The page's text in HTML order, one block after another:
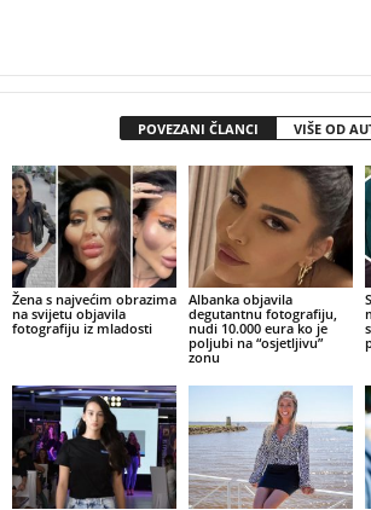
POVEZANI ČLANCI VIŠE OD
Žena s najvećim obrazima
na svijetu objavila
fotografiju iz mladosti
Albanka objavila
degutantnu fotografiju,
nudi 10.000 eura ko je
poljubi na “osjetljivu”
zonu